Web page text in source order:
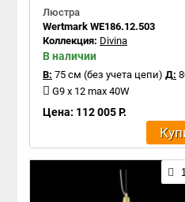
Люстра
Wertmark WE186.12.503
Коллекция: Divina
В наличии
В: 75 см (без учета цепи) Д:
G9 x 12 max 40W
Цена: 112 005 Р.